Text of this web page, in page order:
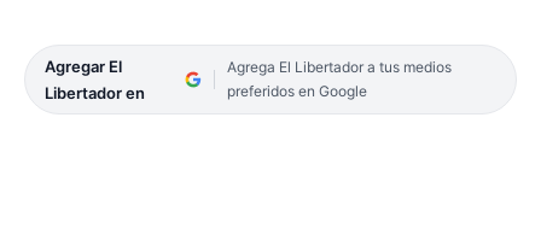
Agregar El
Libertador en
Agrega El Libertador a tus medios
preferidos en Google